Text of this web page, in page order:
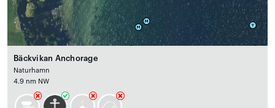
Bäckvikan Anchorage
Naturhamn
4.9 nm NW